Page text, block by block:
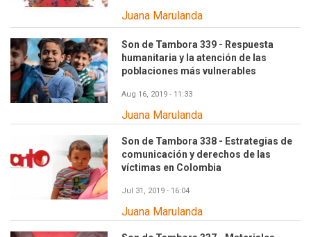
Juana Marulanda
Son de Tambora 339 - Respuesta
humanitaria y la atención de las
poblaciones más vulnerables
Aug 16, 2019 - 11:33
Juana Marulanda
Son de Tambora 338 - Estrategias de
comunicación y derechos de las
víctimas en Colombia
Jul 31, 2019 - 16:04
Juana Marulanda